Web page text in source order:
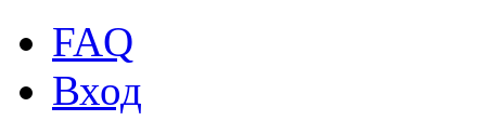
FAQ
Вход